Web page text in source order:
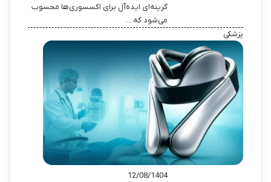
گزینه‌ای ایده‌آل برای اکسسوری‌ها محسوب
می‌شود که…
پزشکی
12/08/1404